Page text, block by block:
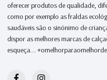
oferecer produtos de qualidade,
como por exemplo as fraldas
saudáveis são o sinónimo de
dispor as melhores marcas de
esqueça...